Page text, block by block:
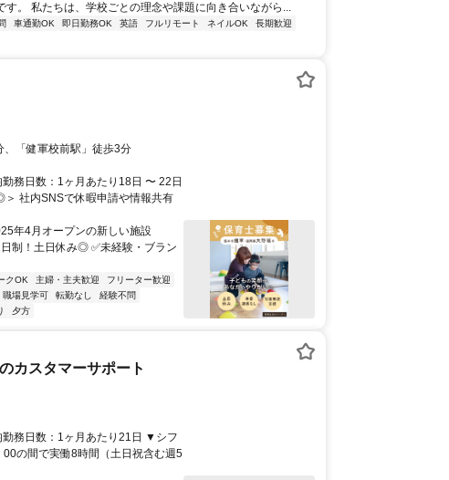
。 私たちは、学校ごとの理念や課題に向き合いながら...
車通勤OK 即日勤務OK 英語 フルリモート ネイルOK
長期歓迎
「健軍校前駅」徒歩3分
務日数：1ヶ月あたり18日 〜 22日
社内SNSで休暇申請や情報共有
年4月オープンの新しい施設
日制！土日休み◎ ✅未経験・ブラン
クOK 主婦・主夫歓迎
フリーター歓迎
職場見学可 転勤なし
経験不問
夕方
カスタマーサポート
務日数：1ヶ月あたり21日 ▼シフ
の間で実働8時間（土日祝含む週5